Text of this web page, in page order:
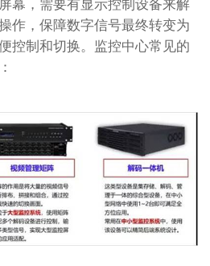
，需要有显示控制设备来解
作，保障数字信号最终转变为
控制和切换。监控中心常见的